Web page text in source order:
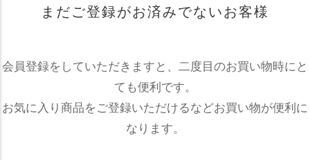
まだご登録がお済みでないお客様
会員登録をしていただきますと、二度目のお買い物時にと
ても便利です。
お気に入り商品をご登録いただけるなどお買い物が便利に
なります。